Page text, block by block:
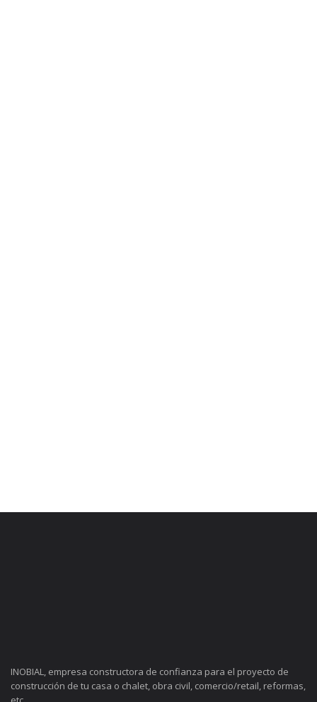
INOBIAL, empresa constructora de confianza para el proyecto de
construcción de tu casa o chalet, obra civil, comercio/retail, reformas,